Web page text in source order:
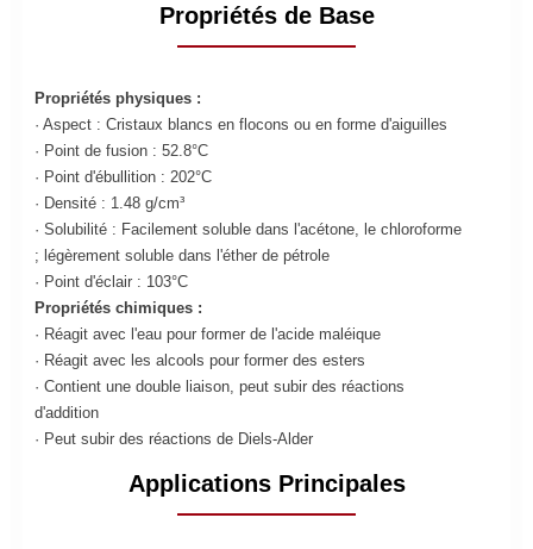
Propriétés de Base
Propriétés physiques :
· Aspect : Cristaux blancs en flocons ou en forme d'aiguilles
· Point de fusion : 52.8°C
· Point d'ébullition : 202°C
· Densité : 1.48 g/cm³
· Solubilité : Facilement soluble dans l'acétone, le chloroforme
; légèrement soluble dans l'éther de pétrole
· Point d'éclair : 103°C
Propriétés chimiques :
· Réagit avec l'eau pour former de l'acide maléique
· Réagit avec les alcools pour former des esters
· Contient une double liaison, peut subir des réactions
d'addition
· Peut subir des réactions de Diels-Alder
Applications Principales